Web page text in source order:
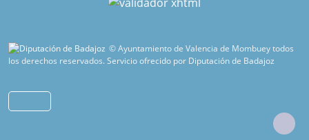
© Ayuntamiento de Valencia de Mombuey todos
los derechos reservados.Servicio ofrecido por Diputación de Badajoz